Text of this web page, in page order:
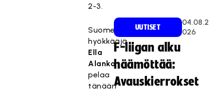
2-3.
Suomen
hyökkääjä
Ella
Alanko
pelaa
tänään
UUTISET
04.08.2
026
F-liigan alku
häämöttää:
Avauskierrokset